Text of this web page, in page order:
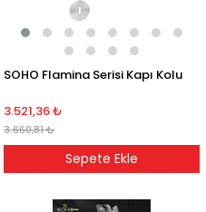
SOHO Flamina Serisi Kapı Kolu
3.521,36 ₺
3.660,81 ₺
Sepete Ekle